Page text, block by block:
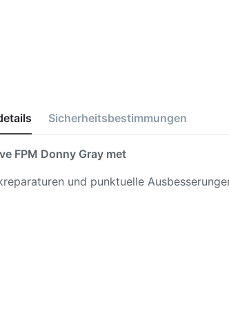
Sicherheitsbestimmungen
FPM Donny Gray met
und punktuelle